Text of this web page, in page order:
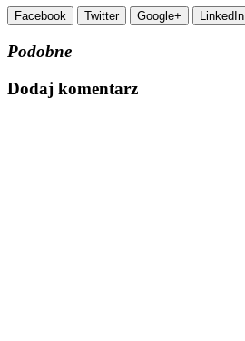
Facebook Twitter Google+ LinkedIn
Podobne
Dodaj komentarz